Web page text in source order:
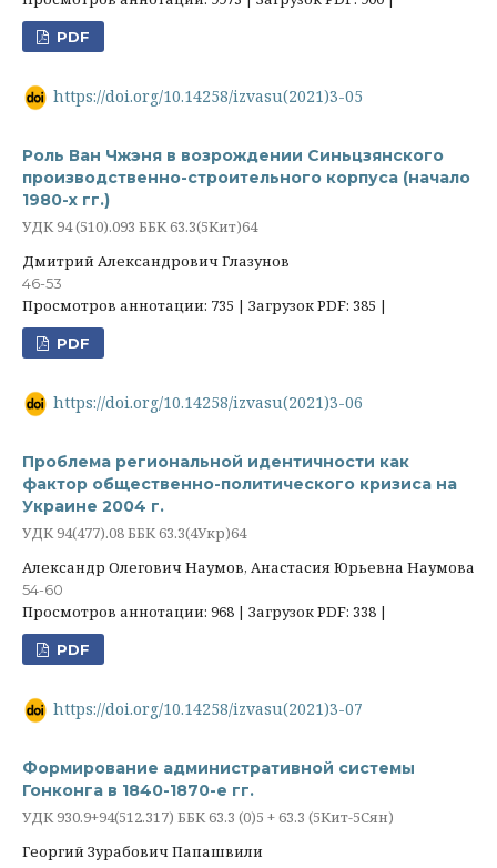
PDF
https://doi.org/10.14258/izvasu(2021)3-05
Роль Ван Чжэня в возрождении Синьцзянского
производственно-строительного корпуса (начало
1980-х гг.)
УДК 94 (510).093 ББК 63.3(5Кит)64
Дмитрий Александрович Глазунов
46-53
Просмотров аннотации: 735 | Загрузок PDF: 385 |
PDF
https://doi.org/10.14258/izvasu(2021)3-06
Проблема региональной идентичности как
фактор общественно-политического кризиса на
Украине 2004 г.
УДК 94(477).08 ББК 63.3(4Укр)64
Александр Олегович Наумов, Анастасия Юрьевна Наумова
54-60
Просмотров аннотации: 968 | Загрузок PDF: 338 |
PDF
https://doi.org/10.14258/izvasu(2021)3-07
Формирование административной системы
Гонконга в 1840-1870-е гг.
УДК 930.9+94(512.317) ББК 63.3 (0)5 + 63.3 (5Кит-5Сян)
Георгий Зурабович Папашвили